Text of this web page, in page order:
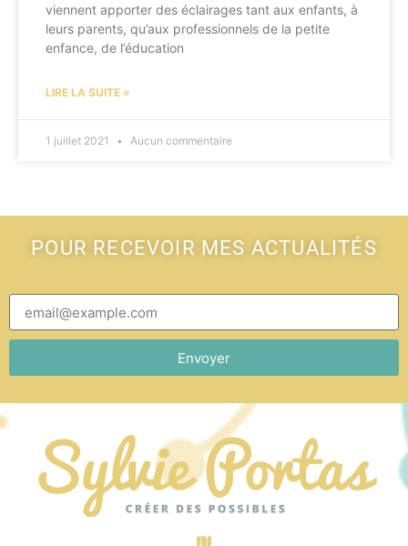
viennent apporter des éclairages tant aux enfants, à
leurs parents, qu’aux professionnels de la petite
enfance, de l’éducation
LIRE LA SUITE »
1 juillet 2021 Aucun commentaire
POUR RECEVOIR MES ACTUALITÉS
Envoyer